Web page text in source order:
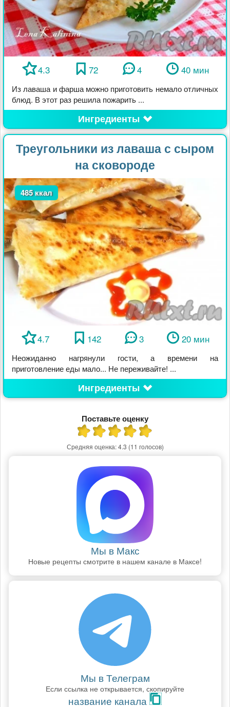
4.3 72 4 40 мин
Из лаваша и фарша можно приготовить немало отличных
блюд. В этот раз решила пожарить ...
Ингредиенты
Треугольники из лаваша с сыром
на сковороде
485 ккал
4.7 142 3 20 мин
Неожиданно нагрянули гости, а времени на
приготовление еды мало... Не переживайте! ...
Ингредиенты
Поставьте оценку
Средняя оценка:4.3 (11 голосов)
Мы в Макс
Новые рецепты смотрите в нашем канале в Максе!
Мы в Телеграм
Если ссылка не открывается, скопируйте
название канала